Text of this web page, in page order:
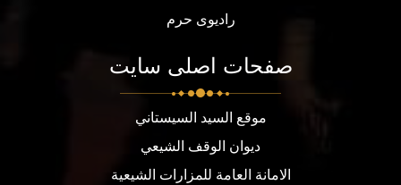
رادیوی حرم
صفحات اصلی سایت
موقع السيد السيستاني
ديوان الوقف الشيعي
الامانة العامة للمزارات الشيعية